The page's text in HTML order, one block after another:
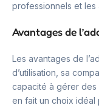
professionnels et les
Avantages de
Les avantages de
d’utilisation, sa
capacité à gérer des
en fait un choix